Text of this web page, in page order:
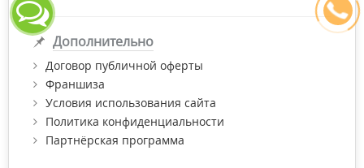
Дополнительно
Договор публичной оферты
Франшиза
Условия использования сайта
Политика конфиденциальности
Партнёрская программа